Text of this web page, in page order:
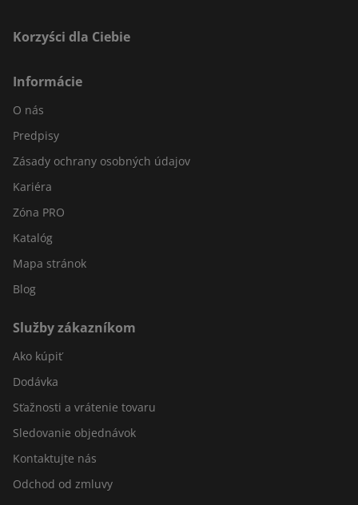
Korzyści dla Ciebie
Informácie
O nás
Predpisy
Zásady ochrany osobných údajov
Kariéra
Zóna PRO
Katalóg
Mapa stránok
Blog
Služby zákazníkom
Ako kúpiť
Dodávka
Sťažnosti a vrátenie tovaru
Sledovanie objednávok
Kontaktujte nás
Odchod od zmluvy